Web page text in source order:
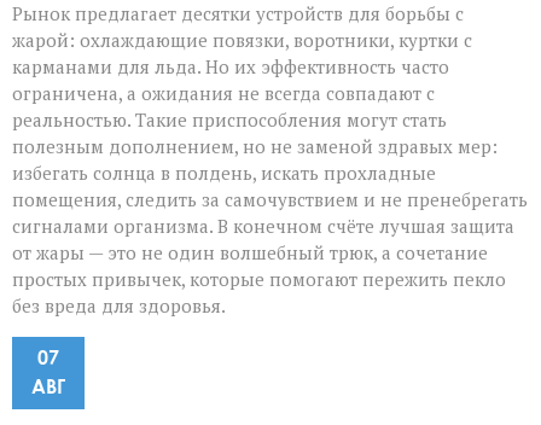
Рынок предлагает десятки устройств для борьбы с
жарой: охлаждающие повязки, воротники, куртки с
карманами для льда. Но их эффективность часто
ограничена, а ожидания не всегда совпадают с
реальностью. Такие приспособления могут стать
полезным дополнением, но не заменой здравых мер:
избегать солнца в полдень, искать прохладные
помещения, следить за самочувствием и не пренебрегать
сигналами организма. В конечном счёте лучшая защита
от жары — это не один волшебный трюк, а сочетание
простых привычек, которые помогают пережить пекло
без вреда для здоровья.
07
АВГ